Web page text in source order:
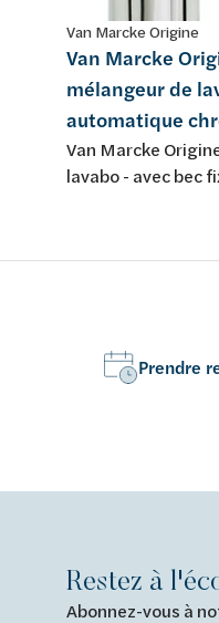
Van Marcke Origine
Van Marcke
mélangeur de
automatique
Van Marcke
lavabo - avec bec
Prendre
Restez à
Abonnez-vous à